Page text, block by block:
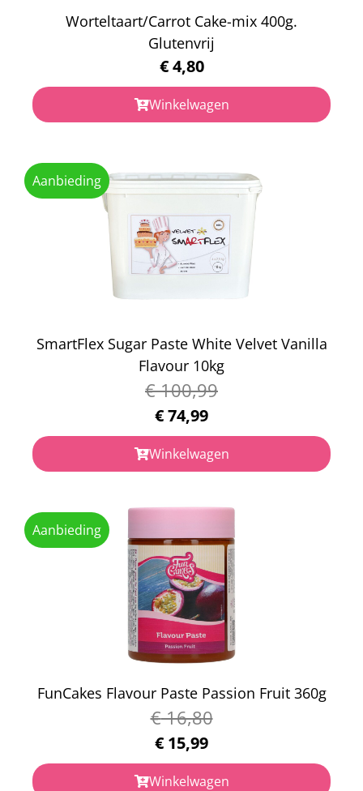
Worteltaart/Carrot Cake-mix 400g.
Glutenvrij
€4,80
Winkelwagen
Aanbieding
SmartFlex Sugar Paste White Velvet Vanilla
Flavour 10kg
€100,99
€74,99
Winkelwagen
Aanbieding
FunCakes Flavour Paste Passion Fruit 360g
€16,80
€ 15,99
Winkelwagen